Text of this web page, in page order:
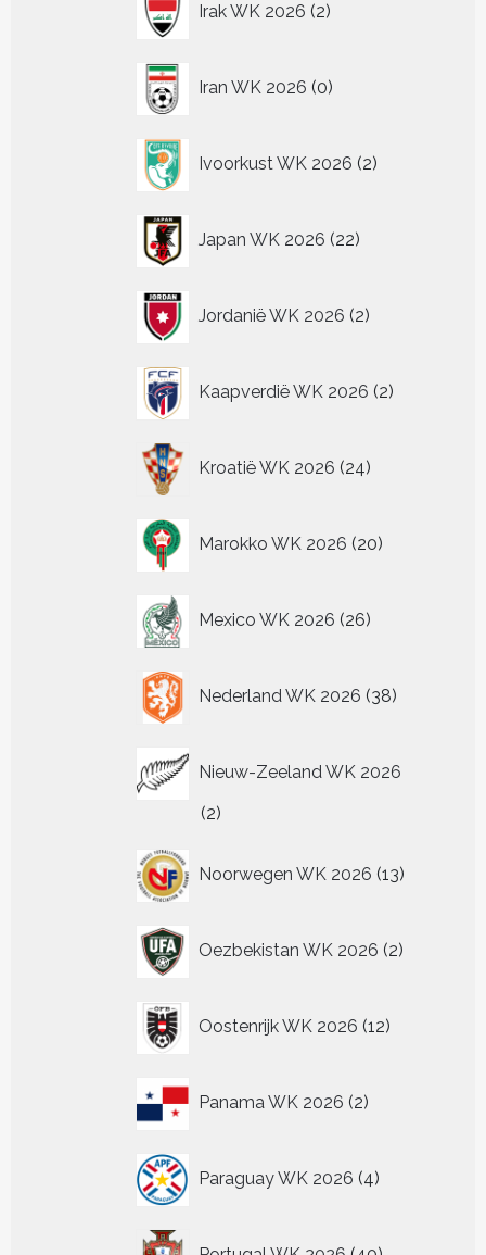
Irak WK 2026 2
producten
Iran WK 2026 0
producten
Ivoorkust WK 2026 2
producten
Japan WK 2026 22
producten
Jordanië WK 2026 2
producten
Kaapverdië WK 2026 2
producten
Kroatië WK 2026 24
producten
Marokko WK 2026 20
producten
Mexico WK 2026 26
producten
Nederland WK 2026 38
producten
Nieuw-Zeeland WK 2026
22
Noorwegen WK 2026 13
producten
Oezbekistan WK 2026 2
producten
Oostenrijk WK 2026 12
producten
Panama WK 2026 2
producten
Paraguay WK 2026 4
producten